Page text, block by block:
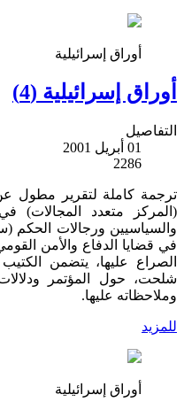
أوراق إسرائيلية
أوراق إسرائيلية (4)
التفاصيل
01 أبريل 2001
2286
ترجمة كاملة لتقرير مطول
(المركز متعدد المجالات)
والسياسيين ورجالات الحكم
في قضايا الدفاع والأمن
الصراع عليها، يتضمن
شلحت، حول المؤتمر
وملاحظاته عليها.
للمزيد
أوراق إسرائيلية